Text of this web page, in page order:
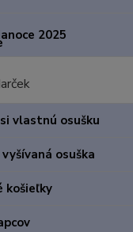
2025
vlastnú osušku
osuška
košieľky